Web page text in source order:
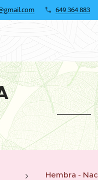
649 364 883
Hembra -